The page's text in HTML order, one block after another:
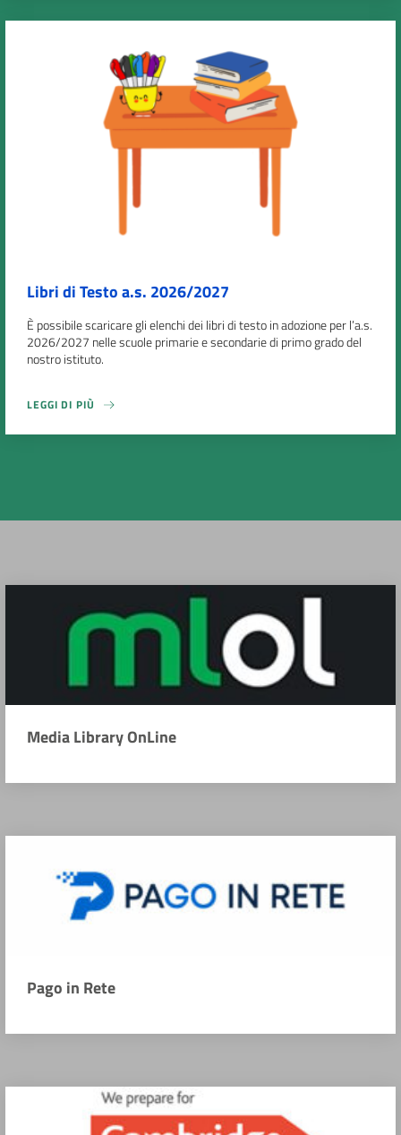
Libri di Testo a.s. 2026/2027
È possibile scaricare gli elenchi dei libri di testo in adozione per l’a.s.
2026/2027 nelle scuole primarie e secondarie di primo grado del
nostro istituto.
LEGGI DI PIÙ
Media Library OnLine
Pago in Rete